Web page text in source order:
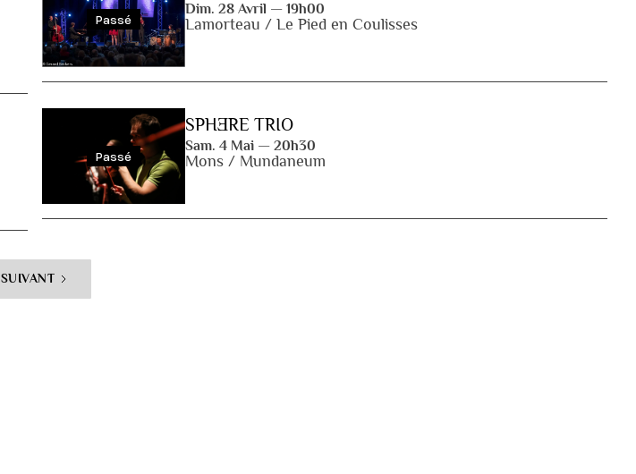
Passé
Dim. 28 Avril — 19h00
Lamorteau / Le Pied en Coulisses
Passé
SPHƎRE TRIO
Sam. 4 Mai — 20h30
Mons / Mundaneum
SUIVANT